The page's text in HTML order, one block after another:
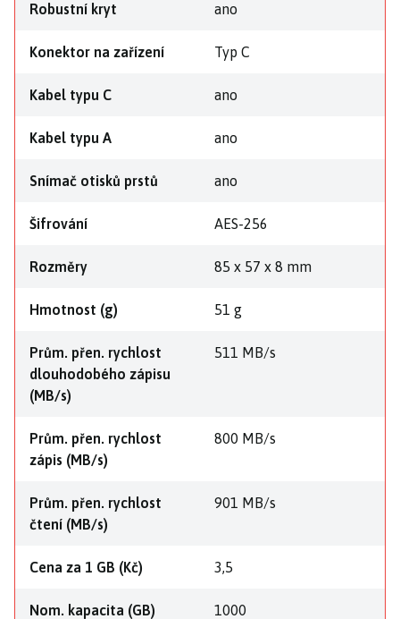
Robustní kryt ano
Konektor na zařízení Typ C
Kabel typu C ano
Kabel typu A ano
Snímač otisků prstů ano
Šifrování AES-256
Rozměry 85 x 57 x 8 mm
Hmotnost (g) 51 g
Prům. přen. rychlost
dlouhodobého zápisu
(MB/s)
511 MB/s
Prům. přen. rychlost
zápis (MB/s)
800 MB/s
Prům. přen. rychlost
čtení (MB/s)
901 MB/s
Cena za 1 GB (Kč) 3,5
Nom. kapacita (GB) 1000